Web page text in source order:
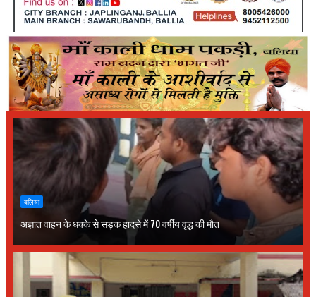
बलिया
अज्ञात वाहन के धक्के से सड़क हादसे में 70 वर्षीय वृद्ध की मौत